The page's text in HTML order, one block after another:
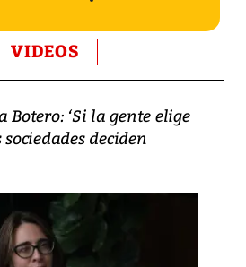
VIDEOS
Botero: ‘Si la gente elige
deciden